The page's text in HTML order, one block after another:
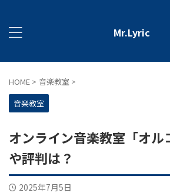
Mr.Lyric
HOME > 音楽教室 >
音楽教室
オンライン音楽教室「オル
や評判は？
2025年7月5日